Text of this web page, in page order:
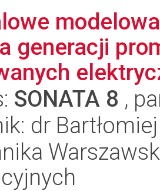
generacji
SONATA 8 ,
dr